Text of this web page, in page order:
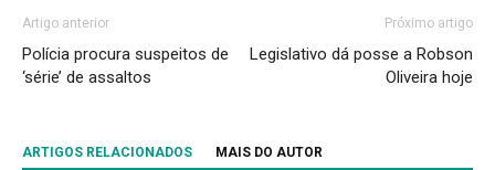
Artigo anterior
Polícia procura suspeitos de
‘série’ de assaltos
Próximo artigo
Legislativo dá posse a Robson
Oliveira hoje
ARTIGOS RELACIONADOS MAIS DO AUTOR